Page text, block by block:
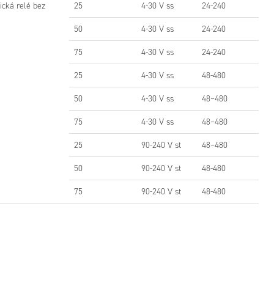
relé bez
25 4-30 V ss 24-240
50 4-30 V ss 24-240
75 4-30 V ss 24-240
25 4-30 V ss 48-480
50 4-30 V ss 48–480
75 4-30 V ss 48–480
25 90-240 V st 48–480
50 90-240 V st 48-480
75 90-240 V st 48-480